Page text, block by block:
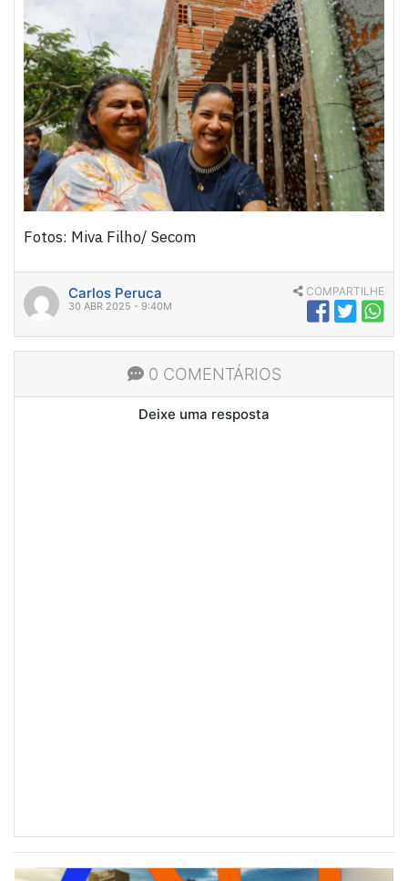
Fotos: Miva Filho/ Secom
Carlos Peruca
30 ABR 2025 - 9:40M
COMPARTILHE
0 COMENTÁRIOS
Deixe uma resposta